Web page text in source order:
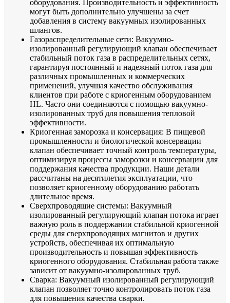
оборудования. Производительность и эффективность
могут быть дополнительно улучшены за счет
добавления в систему вакуумных изолированных
шлангов.
Газораспределительные сети: Вакуумно-
изолированный регулирующий клапан обеспечивает
стабильный поток газа в распределительных сетях,
гарантируя постоянный и надежный поток газа для
различных промышленных и коммерческих
применений, улучшая качество обслуживания
клиентов при работе с криогенным оборудованием
HL. Часто они соединяются с помощью вакуумно-
изолированных труб для повышения тепловой
эффективности.
Криогенная заморозка и консервация: В пищевой
промышленности и биологической консервации
клапан обеспечивает точный контроль температуры,
оптимизируя процессы заморозки и консервации для
поддержания качества продукции. Наши детали
рассчитаны на десятилетия эксплуатации, что
позволяет криогенному оборудованию работать
длительное время.
Сверхпроводящие системы: Вакуумный
изолированный регулирующий клапан потока играет
важную роль в поддержании стабильной криогенной
среды для сверхпроводящих магнитов и других
устройств, обеспечивая их оптимальную
производительность и повышая эффективность
криогенного оборудования. Стабильная работа также
зависит от вакуумно-изолированных труб.
Сварка: Вакуумный изолированный регулирующий
клапан позволяет точно контролировать поток газа
для повышения качества сварки.